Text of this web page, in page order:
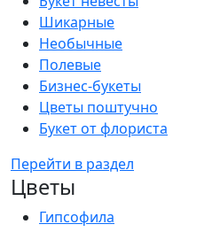
Шикарные
Необычные
Полевые
Бизнес-букеты
Цветы поштучно
Букет от флориста
Перейти в раздел
Цветы
Гипсофила